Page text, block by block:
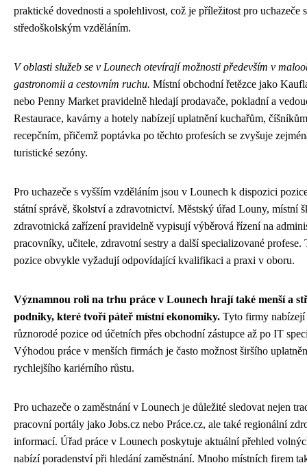
praktické dovednosti a spolehlivost, což je příležitost pro uchazeče
středoškolským vzděláním.
V oblasti služeb se v Lounech otevírají možnosti především v
gastronomii a cestovním ruchu. Místní obchodní řetězce jako
nebo Penny Market pravidelně hledají prodavače, pokladní a
Restaurace, kavárny a hotely nabízejí uplatnění kuchařům,
recepčním, přičemž poptávka po těchto profesích se zvyšuje
turistické sezóny.
Pro uchazeče s vyšším vzděláním jsou v Lounech k dispozici
státní správě, školství a zdravotnictví. Městský úřad Louny, místní
zdravotnická zařízení pravidelně vypisují výběrová řízení na
pracovníky, učitele, zdravotní sestry a další specializované profese.
pozice obvykle vyžadují odpovídající kvalifikaci a praxi v oboru.
Významnou roli na trhu práce v Lounech hrají také menší a
podniky, které tvoří páteř místní ekonomiky. Tyto firmy nabízejí
různorodé pozice od účetních přes obchodní zástupce až po IT
Výhodou práce v menších firmách je často možnost širšího
rychlejšího kariérního růstu.
Pro uchazeče o zaměstnání v Lounech je důležité sledovat nejen
pracovní portály jako Jobs.cz nebo Práce.cz, ale také regionální
informací. Úřad práce v Lounech poskytuje aktuální přehled
nabízí poradenství při hledání zaměstnání. Mnoho místních firem